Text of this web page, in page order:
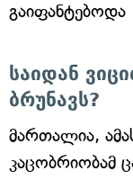
გაიფანტებოდა
საიდან
ბრუნავს?
მართალია,
კაცობრიობამ